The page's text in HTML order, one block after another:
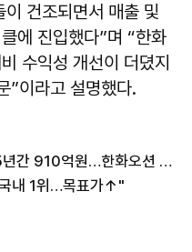
건조되면서 매출 및
에 진입했다”며 “한화
수익성 개선이 더뎠지
”이라고 설명했다.
정부, 소부장 협력모델 5건에 5년간 910억원…한화오션 등 5개사 '슈퍼 을' 선정
내 1위…목표가↑"